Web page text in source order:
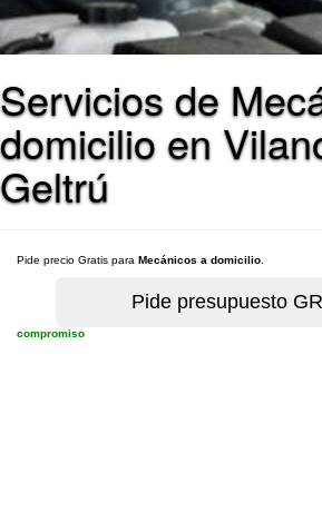
Servicios de
domicilio en
Geltrú
Pide precio Gratis para Mecánicos a domicilio
compromiso